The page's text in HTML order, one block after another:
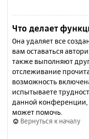
Что делает
Она удаляет все
вам оставаться
также выполняют
отслеживание
возможность
испытываете
данной конференции,
может помочь.
Вернуться к началу